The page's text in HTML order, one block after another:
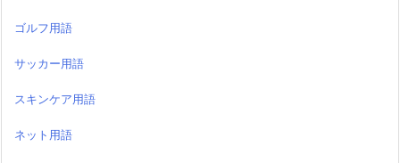
ゴルフ用語
サッカー用語
スキンケア用語
ネット用語